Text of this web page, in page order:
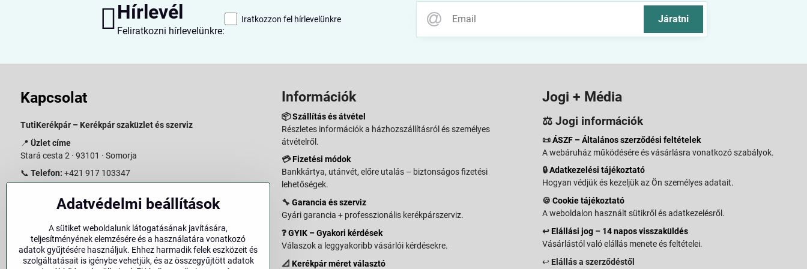
Hírlevél
Feliratkozni hírlevelünkre:
Járatni
Iratkozzon fel hírlevelünkre
Kapcsolat
TutiKerékpár – Kerékpár szaküzlet és szerviz
📍 Üzlet címe
Stará cesta 2 · 93101 · Somorja
📞 Telefon: +421 917 103347
Nyitvatartás:
Hétfő–Péntek: 09:00–15:00
Szombat: 09:00–11:00
Vasárnap: Zárva
Információk
📦Szállítás és átvétel
Részletes információk a házhozszállításról és személyes
átvételről.
💳Fizetési módok
Bankkártya, utánvét, előre utalás – biztonságos fizetési
lehetőségek.
🔧 Garancia és szerviz
Gyári garancia + professzionális kerékpárszerviz.
❓GYIK – Gyakori kérdések
Válaszok a leggyakoribb vásárlói kérdésekre.
📐 Kerékpár méret választó
Jogi + Média
⚖️ Jogi információk
📜ÁSZF – Általános szerződési feltételek
A webáruház működésére és vásárlásra vonatkozó szabályok.
🔒Adatkezelési tájékoztató
Hogyan védjük és kezeljük az Ön személyes adatait.
🍪Cookie tájékoztató
A weboldalon használt sütikről és adatkezelésről.
↩️Elállási jog – 14 napos visszaküldés
Vásárlástól való elállás menete és feltételei.
↩️ Elállás a szerződéstől
Adatvédelmi beállítások
A sütiket weboldalunk látogatásának javítására,
teljesítményének elemzésére és a használatára vonatkozó
adatok gyűjtésére használjuk. Ehhez harmadik felek eszközeit és
szolgáltatásait is igénybe vehetjük, és az összegyűjtött adatok